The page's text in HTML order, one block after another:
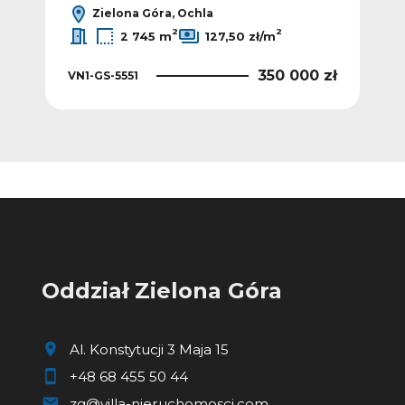
Zielona Góra, Ochla
2 745 m2 127,50 zł/m2
VN1-GS-5551 350 000 zł
Oddział Zielona Góra
Al. Konstytucji 3 Maja 15
+48 68 455 50 44